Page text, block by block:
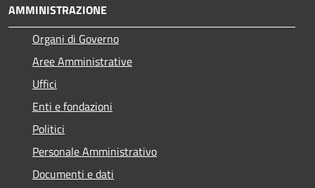
AMMINISTRAZIONE
Organi di Governo
Aree Amministrative
Uffici
Enti e fondazioni
Politici
Personale Amministrativo
Documenti e dati